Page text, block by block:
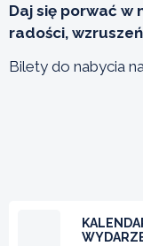
Daj się porwać w
radości,
Bilety do nabycia